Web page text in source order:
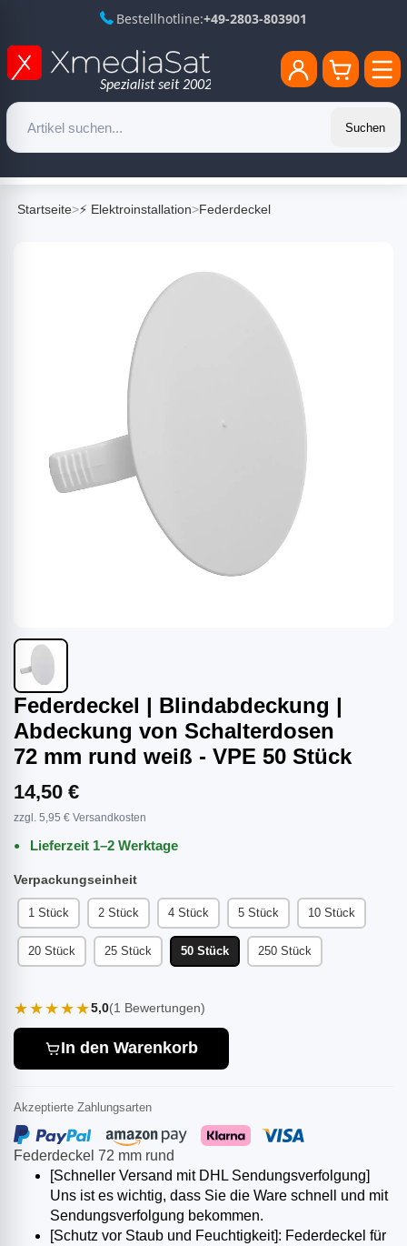
Bestellhotline:+49-2803-803901
Suchen
Startseite>⚡ Elektroinstallation>Federdeckel
Federdeckel | Blindabdeckung |
Abdeckung von Schalterdosen
72 mm rund weiß - VPE 50 Stück
Federdeckel 72 mm rund
[Schneller Versand mit DHL Sendungsverfolgung]
Uns ist es wichtig, dass Sie die Ware schnell und mit
Sendungsverfolgung bekommen.
[Schutz vor Staub und Feuchtigkeit]: Federdeckel für
14,50 €
zzgl. 5,95 € Versandkosten
Lieferzeit 1–2 Werktage
Verpackungseinheit
1 Stück 2 Stück 4 Stück 5 Stück 10 Stück
20 Stück 25 Stück 50 Stück 250 Stück
★★★★★5,0(1 Bewertungen)
In den Warenkorb
Akzeptierte Zahlungsarten